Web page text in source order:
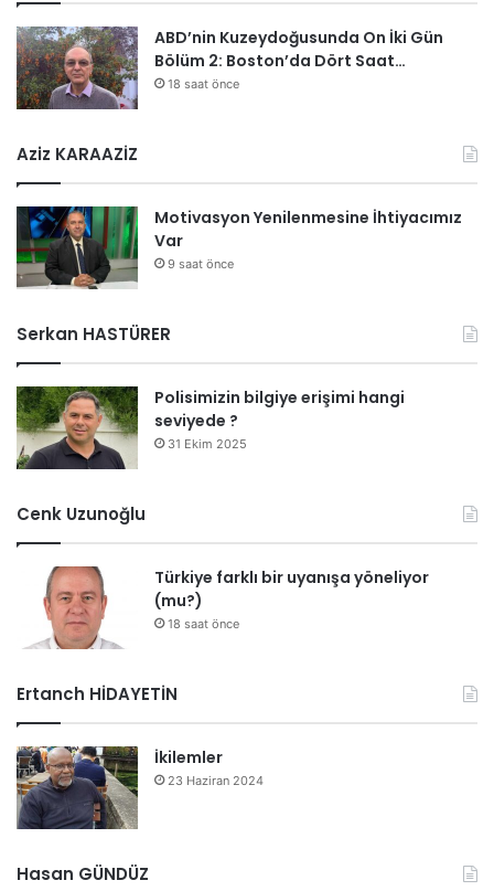
ABD’nin Kuzeydoğusunda On İki Gün
Bölüm 2: Boston’da Dört Saat…
18 saat önce
Aziz KARAAZİZ
Motivasyon Yenilenmesine İhtiyacımız
Var
9 saat önce
Serkan HASTÜRER
Polisimizin bilgiye erişimi hangi
seviyede ?
31 Ekim 2025
Cenk Uzunoğlu
Türkiye farklı bir uyanışa yöneliyor
(mu?)
18 saat önce
Ertanch HİDAYETİN
İkilemler
23 Haziran 2024
Hasan GÜNDÜZ